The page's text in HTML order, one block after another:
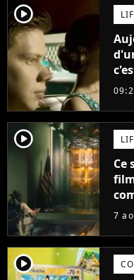
player2
player2
Ce
7
player2